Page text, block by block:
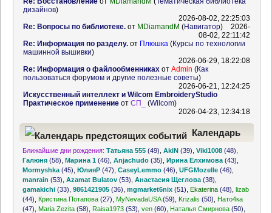
дизайнов)
2026-08-02, 22:25:03
Re: Вопросы по библиотеке.от MDiamandM (Навигатор)
2026-
08-02, 22:11:42
Re: Информация по разделу.от Плюшка (Курсы по технологии
машинной вышивки)
2026-06-29, 18:22:08
Re: Информация о файлообменникахот Admin (Как
пользоваться форумом и другие полезные советы)
2026-06-21, 12:24:25
Искусственный интеллект и Wilcom EmbroideryStudio
Практическое применениеот СП_ (Wilcom)
2026-04-23, 12:34:18
Календарь
предстоящих событий
Ближайшие дни рождения: Татьяна 555 (49) ,AkiN (39) ,Viki1008 (48)
Галюня (58) ,Марина 1 (46) ,Anjachudo (35) ,Ирина Елхимова (43)
Mormyshka (45) ,ЮлияР (47) ,CaseyLemmo (46) ,UFGMozelle (46)
manrain (53) ,Azamat Bulatov (53) ,Анастасия Щеглова (38)
gamakichi (33) ,9861421905 (36) ,mgmarket6nix (51) Ekaterina (48) ,lizab
(44)
Кристина Потапова (27) MyNevadaUSA(59) Krizalis (50)
Нато4ка
(47)
Maria Zezita (58) Raisa1973 (53) ,ven (60) Наталья Смирнова (50)